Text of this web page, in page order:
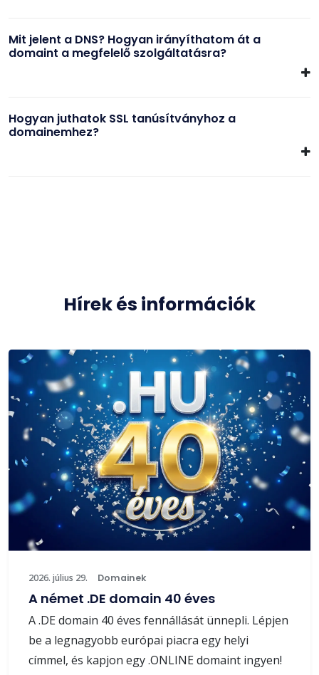
Mit jelent a DNS? Hogyan irányíthatom át a
domaint a megfelelő szolgáltatásra?
Hogyan juthatok SSL tanúsítványhoz a
domainemhez?
Hírek és információk
2026. július 29. Domainek
A német .DE domain 40 éves
A .DE domain 40 éves fennállását ünnepli. Lépjen
be a legnagyobb európai piacra egy helyi
címmel, és kapjon egy .ONLINE domaint ingyen!